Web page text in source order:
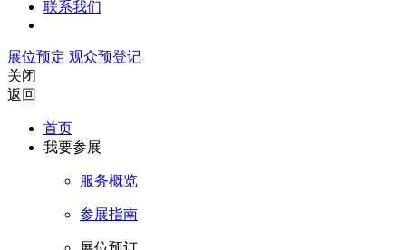
联系我们
展位预定 观众预登记
关闭
返回
首页
我要参展
服务概览
参展指南